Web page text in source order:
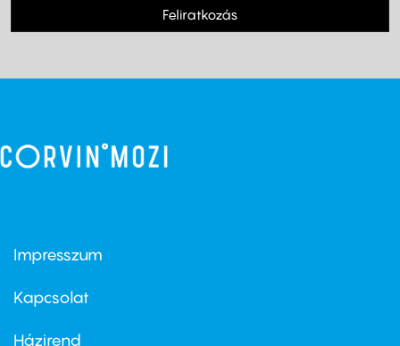
Feliratkozás
Footer
first
Impresszum
Kapcsolat
Házirend